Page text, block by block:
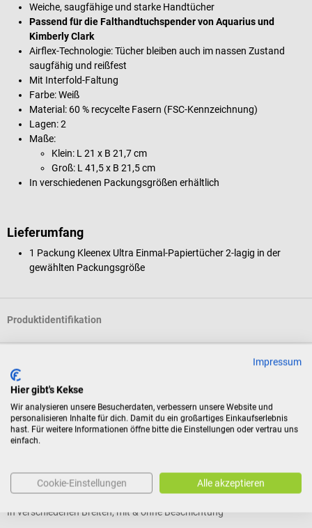
Weiche, saugfähige und starke Handtücher
Passend für die Falthandtuchspender von Aquarius und
Kimberly Clark
Airflex-Technologie: Tücher bleiben auch im nassen Zustand
saugfähig und reißfest
Mit Interfold-Faltung
Farbe: Weiß
Material: 60 % recycelte Fasern (FSC-Kennzeichnung)
Lagen: 2
Maße:
Klein: L 21 x B 21,7 cm
Groß: L 41,5 x B 21,5 cm
In verschiedenen Packungsgrößen erhältlich
Lieferumfang
1 Packung Kleenex Ultra Einmal-Papiertücher 2-lagig in der
gewählten Packungsgröße
Produktidentifikation
Kunden kauften auch
Rollicel Ärztekrepp 50 m
In verschiedenen Breiten, mit & ohne Beschichtung
Impressum
Hier gibt's Kekse
Wir analysieren unsere Besucherdaten, verbessern unsere Website und
personalisieren Inhalte für dich. Damit du ein großartiges Einkaufserlebnis
hast. Für weitere Informationen öffne bitte die Einstellungen oder vertrau uns
einfach.
Cookie-Einstellungen Alle akzeptieren